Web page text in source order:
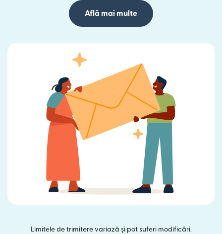
Află mai multe
Limitele de trimitere variază și pot suferi modificări.